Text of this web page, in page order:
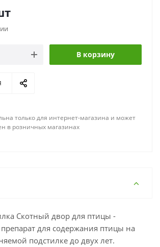
В корзину
только для интернет-магазина и может
в розничных магазинах
Скотный двор для птицы -
для содержания птицы на
подстилке до двух лет.